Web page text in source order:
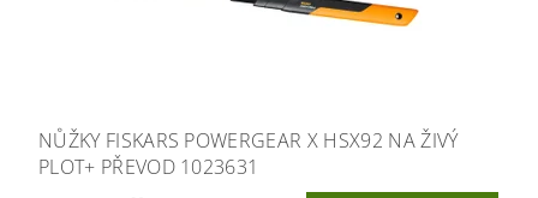
NŮŽKY FISKARS POWERGEAR X HSX92 NA ŽIVÝ
PLOT+ PŘEVOD 1023631